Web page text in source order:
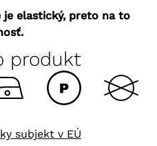
je elastický, preto na to
produkt
subjekt v EÚ